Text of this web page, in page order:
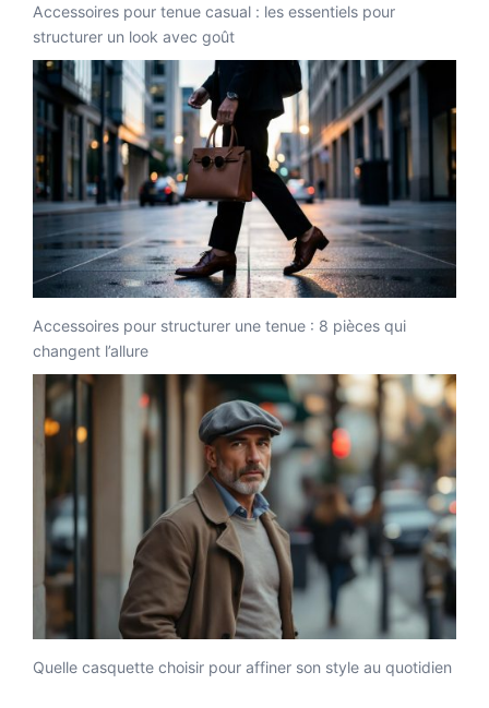
Accessoires pour tenue casual : les essentiels pour
structurer un look avec goût
Accessoires pour structurer une tenue : 8 pièces qui
changent l’allure
Quelle casquette choisir pour affiner son style au quotidien